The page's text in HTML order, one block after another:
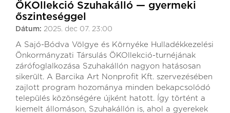
ÖKOllekció Szuhakálló — gyermeki
őszinteséggel
Dátum: 2025. dec 07. 23:00
A Sajó-Bódva Völgye és Környéke Hulladékkezelési
Önkormányzati Társulás ÖKOllekció-turnéjának
zárófoglalkozása Szuhakállón nagyon hatásosan
sikerült. A Barcika Art Nonprofit Kft. szervezésében
zajlott program hozománya minden bekapcsolódó
település közönségére újként hatott. Így történt a
kiemelt állomáson, Szuhakállón is, ahol a gyerekek